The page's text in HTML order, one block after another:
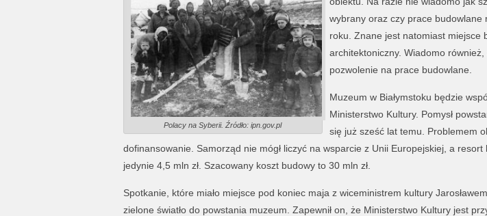
Polacy na Syberii. Źródło: ipn.gov.pl
wybrany oraz czy prace budowlane
roku. Znane jest natomiast miejsce
architektoniczny. Wiadomo
pozwolenie na prace budowlane.
Muzeum w Białymstoku będzie
Ministerstwo Kultury. Pomysł
się już sześć lat temu. Problemem
dofinansowanie. Samorząd nie mógł liczyć na wsparcie z Unii Europejskiej, a resort
jedynie 4,5 mln zł. Szacowany koszt budowy to 30 mln zł.
Spotkanie, które miało miejsce pod koniec maja z wiceministrem kultury
zielone światło do powstania muzeum. Zapewnił on, że Ministerstwo Kultury jest